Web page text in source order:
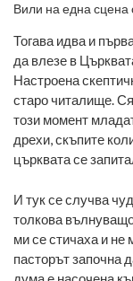
Вили на една сцена
Тогава идва и
да влезе в
Настроена
старо читалище.
този момент
дрехи, скъпите
църквата се
И тук се случва
толкова
ми се стичаха и
пасторът започна